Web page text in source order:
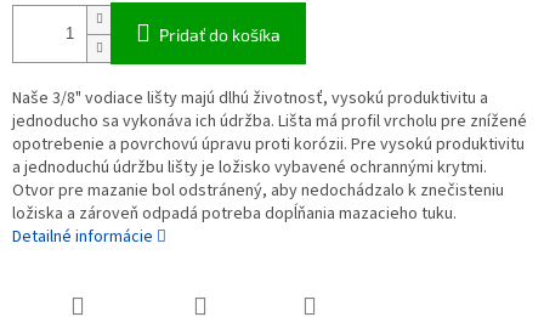
Pridať do košíka
Naše 3/8" vodiace lišty majú dlhú životnosť, vysokú produktivitu a
jednoducho sa vykonáva ich údržba. Lišta má profil vrcholu pre znížené
opotrebenie a povrchovú úpravu proti korózii. Pre vysokú produktivitu
a jednoduchú údržbu lišty je ložisko vybavené ochrannými krytmi.
Otvor pre mazanie bol odstránený, aby nedochádzalo k znečisteniu
ložiska a zároveň odpadá potreba dopĺňania mazacieho tuku.
Detailné informácie